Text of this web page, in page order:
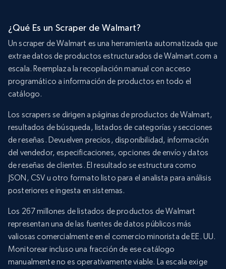
¿Qué Es un Scraper de Walmart?
Un scraper de Walmart es una herramienta automatizada que
extrae datos de productos estructurados de Walmart.com a
escala. Reemplaza la recopilación manual con acceso
programático a información de productos en todo el
catálogo.
Los scrapers se dirigen a páginas de productos de Walmart,
resultados de búsqueda, listados de categorías y secciones
de reseñas. Devuelven precios, disponibilidad, información
del vendedor, especificaciones, opciones de envío y datos
de reseñas de clientes. El resultado se estructura como
JSON, CSV u otro formato listo para el analista para análisis
posteriores e ingesta en sistemas.
Los 267 millones de listados de productos de Walmart
representan una de las fuentes de datos públicos más
valiosas comercialmente en el comercio minorista de EE. UU.
Monitorear incluso una fracción de ese catálogo
manualmente no es operativamente viable. La escala exige